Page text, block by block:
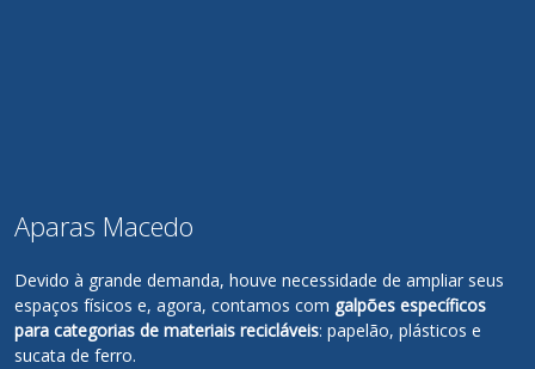
Aparas Macedo
Devido à grande demanda, houve necessidade de ampliar seus
espaços físicos e, agora, contamos com galpões específicos
para categorias de materiais recicláveis: papelão, plásticos e
sucata de ferro.